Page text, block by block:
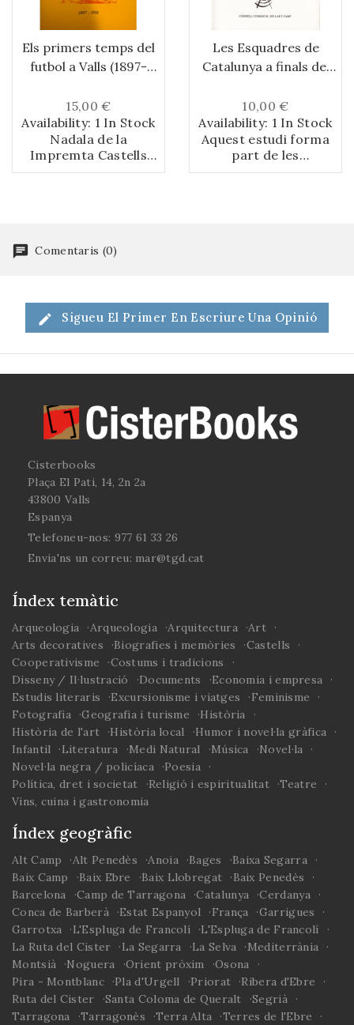
Els primers temps del
futbol a Valls (1897-
15,00 €
Availability: 1 In Stock
Nadala de la
Impremta Castells
redactada per
Les Esquadres de
Catalunya a finals del
prosperitat a la
decadència
10,00 €
Availability: 1 In Stock
Aquest estudi forma
part de les
publicacions del
Comentaris (0)
Sigueu El Primer En Escriure Una Opinió
Cisterbooks
Plaça El Pati, 14, 2n 2a
43800 Valls
Espanya
Telefoneu-nos: 977 61 33 26
Envia'ns un correu: mar@tgd.cat
Índex temàtic
Arqueologia Arqueologia Arquitectura
Art
Arts decoratives
Biografies i memòries
Castells
Cooperativisme
Costums i tradicions
Disseny / Il·lustració
Documents
Economia i empresa
Estudis literaris
Excursionisme i viatges
Feminisme
Fotografia
Geografia i turisme
Història
Història de l'art
Història local
Humor i novel·la gràfica
Infantil
Literatura Medi Natural Música
Novel·la
Novel·la negra / policíaca
Poesia
Política, dret i societat
Religió i espiritualitat
Teatre
Vins, cuina i gastronomia
Índex geogràfic
Alt Camp Alt Penedès Anoia Bages
Baixa Segarra
Baix Camp
Baix Ebre Baix Llobregat
Baix Penedès
Barcelona
Camp de Tarragona Catalunya
Cerdanya
Conca de Barberà
Estat Espanyol França
Garrigues
Garrotxa
L'Espluga de Francolí
L'Espluga de Francolí
La Ruta del Cister
La Segarra La Selva
Mediterrània
Montsià
Noguera Orient pròxim
Osona
Pira - Montblanc
Pla d'Urgell Priorat
Ribera d'Ebre
Ruta del Cister
Santa Coloma de Queralt
Segrià
Tarragona
Tarragonès Terra Alta
Terres de l'Ebre